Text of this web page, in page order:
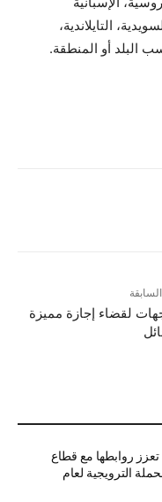
التايلاندية،
البلد أو المنطقة.
السابقة
وجهات لقضاء إجازة مميزة
تعزز روابطها مع قطاع
الترويجية لعام